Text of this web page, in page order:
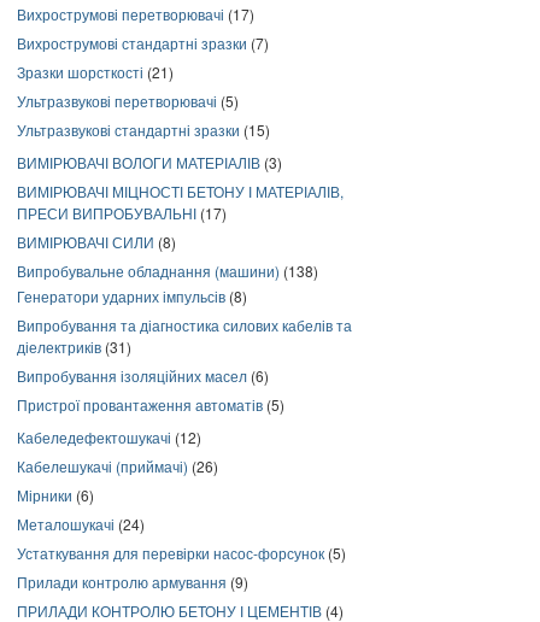
Вихрострумові перетворювачі (17)
Вихрострумові стандартні зразки (7)
Зразки шорсткості (21)
Ультразвукові перетворювачі (5)
Ультразвукові стандартні зразки (15)
ВИМІРЮВАЧІ ВОЛОГИ МАТЕРІАЛІВ (3)
ВИМІРЮВАЧІ МІЦНОСТІ БЕТОНУ І МАТЕРІАЛІВ,
ПРЕСИ ВИПРОБУВАЛЬНІ (17)
ВИМІРЮВАЧІ СИЛИ (8)
Випробувальне обладнання (машини) (138)
Генератори ударних імпульсів (8)
Випробування та діагностика силових кабелів та
діелектриків (31)
Випробування ізоляційних масел (6)
Пристрої провантаження автоматів (5)
Кабеледефектошукачі (12)
Кабелешукачі (приймачі) (26)
Мірники (6)
Металошукачі (24)
Устаткування для перевірки насос-форсунок (5)
Прилади контролю армування (9)
ПРИЛАДИ КОНТРОЛЮ БЕТОНУ І ЦЕМЕНТІВ (4)